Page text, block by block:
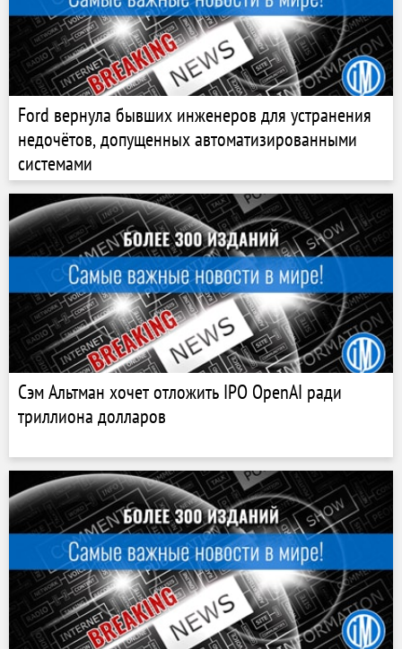
Ford вернула бывших инженеров для устранения
недочётов, допущенных автоматизированными
системами
Сэм Альтман хочет отложить IPO OpenAI ради
триллиона долларов